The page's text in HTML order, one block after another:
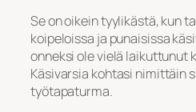
Se on oikein tyylikästä, kun
koipeloissa ja punaisissa
onneksi ole vielä laikuttunut
Käsivarsia kohtasi nimittäin
työtapaturma.